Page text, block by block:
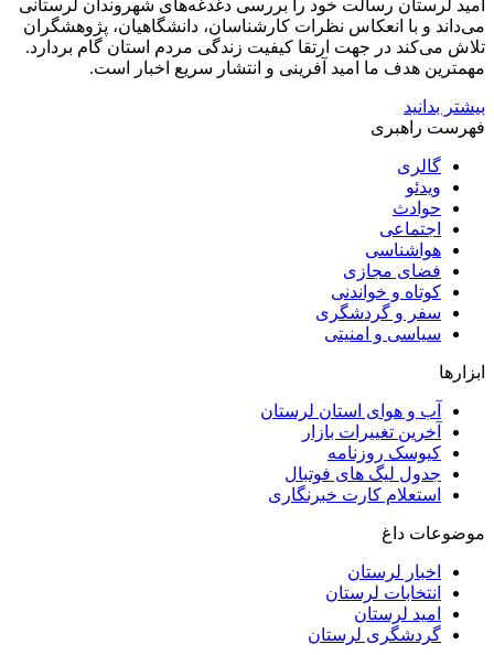
امید لرستان رسالت خود را بررسی دغدغه‌های شهروندان لرستانی
می‌داند و با انعکاس نظرات کارشناسان، دانشگاهیان، پژوهشگران
تلاش می‌کند در جهت ارتقا کیفیت زندگی مردم استان گام بردارد.
مهمترین هدف ما امید آفرینی و انتشار سریع اخبار است.
بیشتر بدانید
فهرست راهبری
گالری
ویدئو
حوادث
اجتماعی
هواشناسی
فضای مجازی
کوتاه و خواندنی
سفر و گردشگری
سیاسی و امنیتی
ابزارها
آب و هوای استان لرستان
آخرین تغییرات بازار
کیوسک روزنامه
جدول لیگ های فوتبال
استعلام کارت خبرنگاری
موضوعات داغ
اخبار لرستان
انتخابات لرستان
امید لرستان
گردشگری لرستان